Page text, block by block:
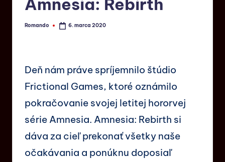
Amnesia: Rebirth
Romando 6. marca 2020
Deň nám práve spríjemnilo štúdio
Frictional Games, ktoré oznámilo
pokračovanie svojej letitej hororvej
série Amnesia. Amnesia: Rebirth si
dáva za cieľ prekonať všetky naše
očakávania a ponúknu doposiaľ